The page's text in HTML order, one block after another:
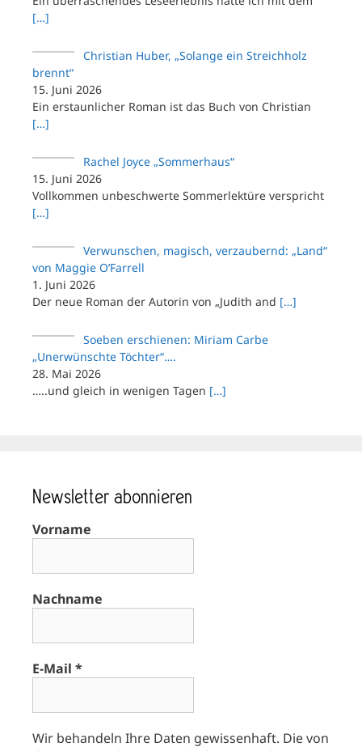
[…]
Christian Huber, „Solange ein Streichholz
brennt“
15. Juni 2026
Ein erstaunlicher Roman ist das Buch von Christian
[…]
Rachel Joyce „Sommerhaus“
15. Juni 2026
Vollkommen unbeschwerte Sommerlektüre verspricht
[…]
Verwunschen, magisch, verzaubernd: „Land“
von Maggie O’Farrell
1. Juni 2026
Der neue Roman der Autorin von „Judith and […]
Soeben erschienen: Miriam Carbe
„Unerwünschte Töchter“….
28. Mai 2026
…..und gleich in wenigen Tagen […]
Newsletter abonnieren
Vorname
Nachname
E-Mail *
Wir behandeln Ihre Daten gewissenhaft. Die von